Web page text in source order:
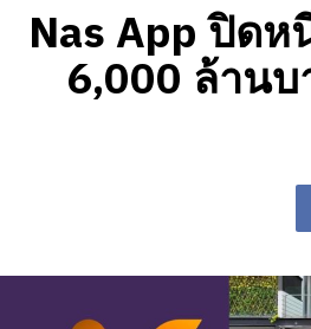
Nas App ปิดห
6,000 ล้านบ